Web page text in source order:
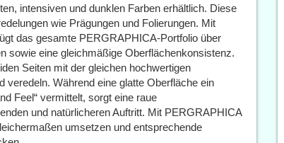
intensiven und dunklen Farben erhältlich. Diese
wie Prägungen und Folierungen. Mit
das gesamte PERGRAPHICA-Portfolio über
sowie eine gleichmäßige Oberflächenkonsistenz.
Seiten mit der gleichen hochwertigen
veredeln. Während eine glatte Oberfläche ein
Feel“ vermittelt, sorgt eine raue
und natürlicheren Auftritt. Mit PERGRAPHICA
umsetzen und entsprechende